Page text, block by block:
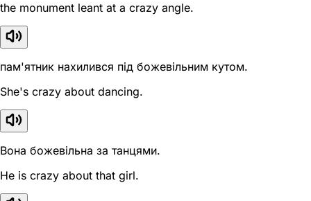
the monument leant at a crazy angle.
пам'ятник нахилився під божевільним кутом.
She's crazy about dancing.
Вона божевільна за танцями.
He is crazy about that girl.